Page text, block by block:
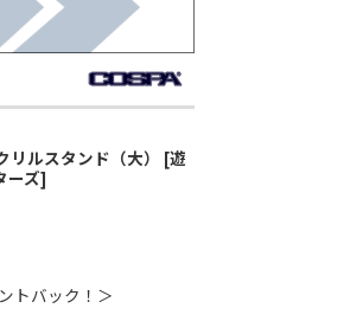
リルスタンド（大） [遊
ーズ]
トバック！＞